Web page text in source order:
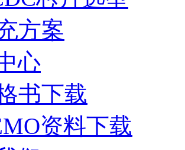
方案
心
书下载
资料下载